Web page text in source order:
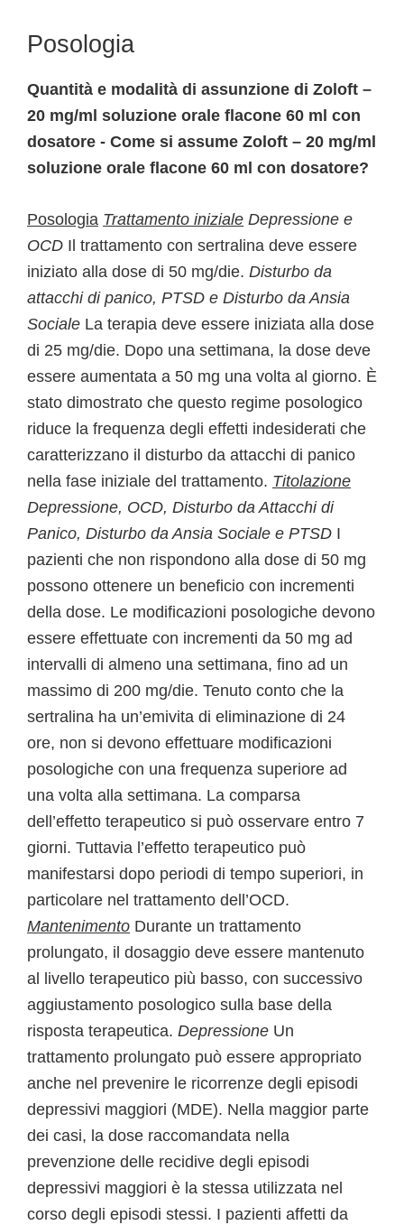
Posologia
Quantità e modalità di assunzione di Zoloft –
20 mg/ml soluzione orale flacone 60 ml con
dosatore - Come si assume Zoloft – 20 mg/ml
soluzione orale flacone 60 ml con dosatore?
Posologia Trattamento iniziale Depressione e
OCD Il trattamento con sertralina deve essere
iniziato alla dose di 50 mg/die. Disturbo da
attacchi di panico, PTSD e Disturbo da Ansia
Sociale La terapia deve essere iniziata alla dose
di 25 mg/die. Dopo una settimana, la dose deve
essere aumentata a 50 mg una volta al giorno. È
stato dimostrato che questo regime posologico
riduce la frequenza degli effetti indesiderati che
caratterizzano il disturbo da attacchi di panico
nella fase iniziale del trattamento. Titolazione
Depressione, OCD, Disturbo da Attacchi di
Panico, Disturbo da Ansia Sociale e PTSD I
pazienti che non rispondono alla dose di 50 mg
possono ottenere un beneficio con incrementi
della dose. Le modificazioni posologiche devono
essere effettuate con incrementi da 50 mg ad
intervalli di almeno una settimana, fino ad un
massimo di 200 mg/die. Tenuto conto che la
sertralina ha un’emivita di eliminazione di 24
ore, non si devono effettuare modificazioni
posologiche con una frequenza superiore ad
una volta alla settimana. La comparsa
dell’effetto terapeutico si può osservare entro 7
giorni. Tuttavia l’effetto terapeutico può
manifestarsi dopo periodi di tempo superiori, in
particolare nel trattamento dell’OCD.
Mantenimento Durante un trattamento
prolungato, il dosaggio deve essere mantenuto
al livello terapeutico più basso, con successivo
aggiustamento posologico sulla base della
risposta terapeutica. Depressione Un
trattamento prolungato può essere appropriato
anche nel prevenire le ricorrenze degli episodi
depressivi maggiori (MDE). Nella maggior parte
dei casi, la dose raccomandata nella
prevenzione delle recidive degli episodi
depressivi maggiori è la stessa utilizzata nel
corso degli episodi stessi. I pazienti affetti da